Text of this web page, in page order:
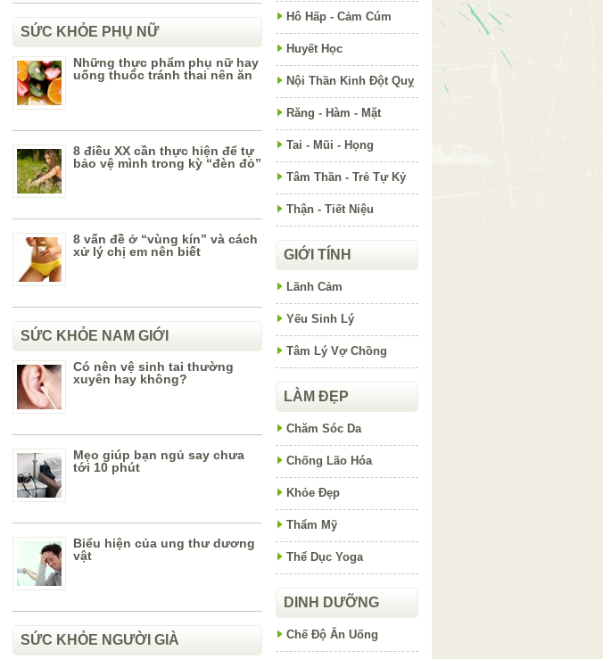
SỨC KHỎE PHỤ NỮ
Những thực phẩm phụ nữ hay
uống thuốc tránh thai nên ăn
8 điều XX cần thực hiện để tự
bảo vệ mình trong kỳ “đèn đỏ”
8 vấn đề ở “vùng kín” và cách
xử lý chị em nên biết
SỨC KHỎE NAM GIỚI
Có nên vệ sinh tai thường
xuyên hay không?
Mẹo giúp bạn ngủ say chưa
tới 10 phút
Biểu hiện của ung thư dương
vật
SỨC KHỎE NGƯỜI GIÀ
Hô Hấp - Cảm Cúm
Huyết Học
Nội Thần Kinh Đột Quỵ
Răng - Hàm - Mặt
Tai - Mũi - Họng
Tâm Thần - Trẻ Tự Kỷ
Thận - Tiết Niệu
GIỚI TÍNH
Lãnh Cảm
Yếu Sinh Lý
Tâm Lý Vợ Chồng
LÀM ĐẸP
Chăm Sóc Da
Chống Lão Hóa
Khỏe Đẹp
Thẩm Mỹ
Thể Dục Yoga
DINH DƯỠNG
Chế Độ Ăn Uống